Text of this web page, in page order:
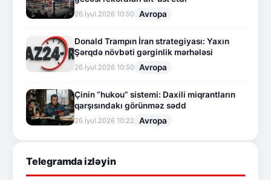
26.İyul.2026 10:50 Avropa
Donald Trampın İran strategiyası: Yaxın
Şərqdə növbəti gərginlik mərhələsi
26.İyul.2026 10:50 Avropa
Çinin “hukou” sistemi: Daxili miqrantların
qarşısındakı görünməz sədd
26.İyul.2026 10:22 Avropa
Telegramda izləyin